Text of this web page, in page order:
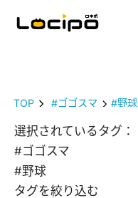
TOP #ゴゴスマ #野球
選択されているタグ：
#ゴゴスマ
#野球
タグを絞り込む